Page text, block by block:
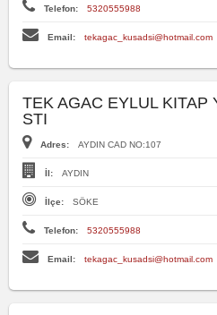
Telefon: 5320555988
Email: tekagac_kusadsi@hotmail.com
TEK AGAC EYLUL KITAP
STI
Adres: AYDIN CAD NO:107
İl: AYDIN
İlçe: SÖKE
Telefon: 5320555988
Email: tekagac_kusadsi@hotmail.com